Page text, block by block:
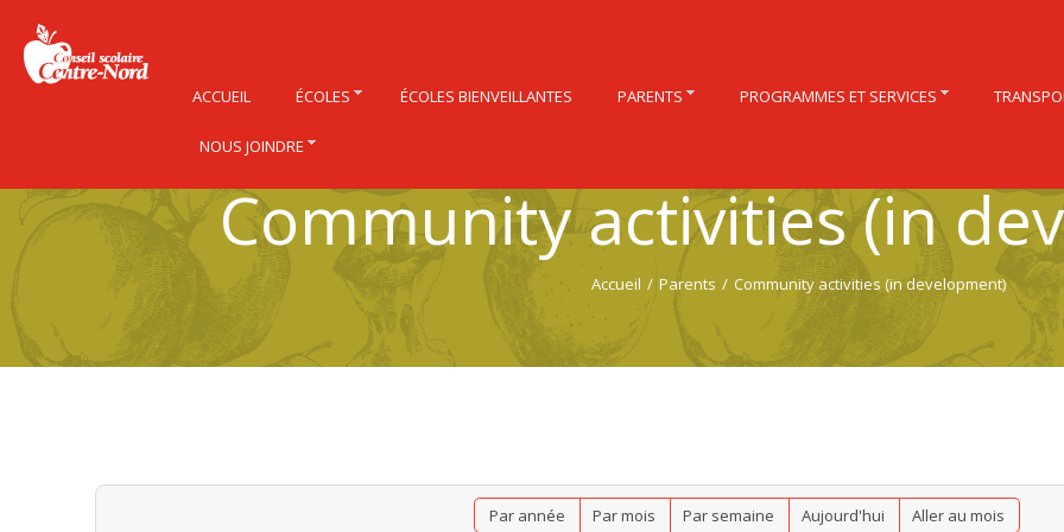
Community activities (in
Accueil / Parents / Community activities (in development)
Par année Par mois Par semaine Aujourd'hui Aller au mois
ACCUEIL ÉCOLES ÉCOLES BIENVEILLANTES PARENTS PROGRAMMES ET SERVICES
NOUS JOINDRE